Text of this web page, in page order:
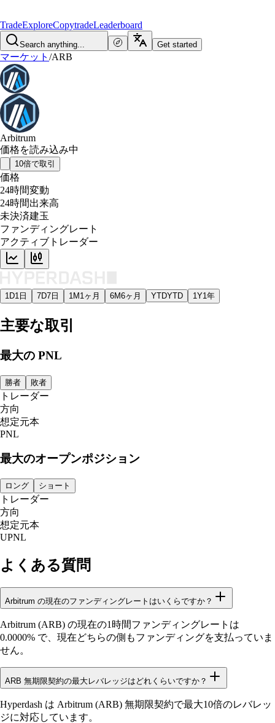
TradeExploreCopytradeLeaderboard
Search anything... Get started
マーケット /ARB
Arbitrum
価格を読み込み中
10倍で取引
価格
24時間変動
24時間出来高
未決済建玉
ファンディングレート
アクティブトレーダー
1D1日 7D7日 1M 1ヶ月 6M6ヶ月 YTDYTD 1Y1年
主要な取引
最大の PNL
勝者 敗者
トレーダー
方向
想定元本
PNL
最大のオープンポジション
ロング ショート
トレーダー
方向
想定元本
UPNL
よくある質問
Arbitrum の現在のファンディングレートはいくらですか？
Arbitrum (ARB) の現在の1時間ファンディングレートは
0.0000% で、現在どちらの側もファンディングを支払っていま
せん。
ARB 無期限契約の最大レバレッジはどれくらいですか？
Hyperdash は Arbitrum (ARB) 無期限契約で最大10倍のレバレッ
ジに対応しています。